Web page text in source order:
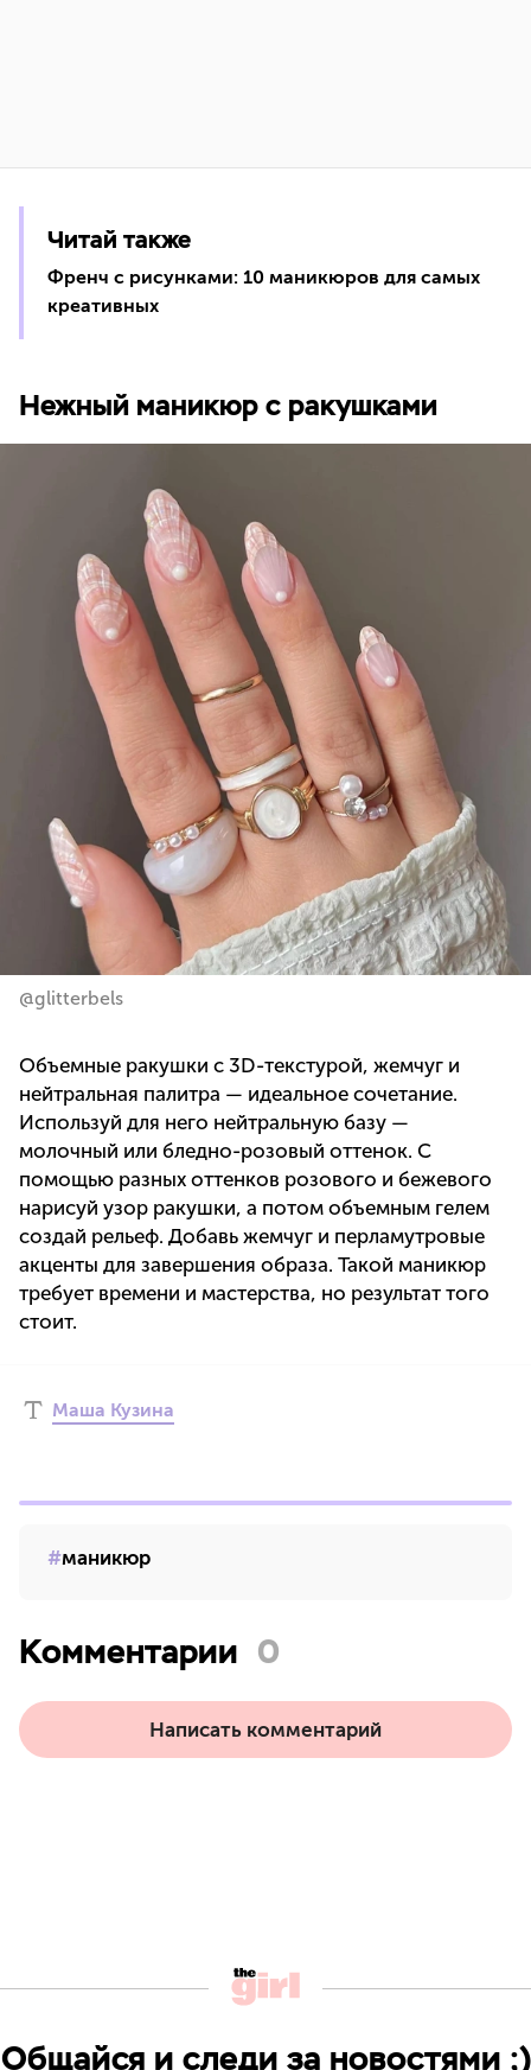
Читай также
Френч с рисунками: 10 маникюров для самых
креативных
Нежный маникюр с ракушками
@glitterbels
Объемные ракушки с 3D-текстурой, жемчуг и
нейтральная палитра — идеальное сочетание.
Используй для него нейтральную базу —
молочный или бледно-розовый оттенок. С
помощью разных оттенков розового и бежевого
нарисуй узор ракушки, а потом объемным гелем
создай рельеф. Добавь жемчуг и перламутровые
акценты для завершения образа. Такой маникюр
требует времени и мастерства, но результат того
стоит.
Маша Кузина
маникюр
Комментарии 0
Написать комментарий
Общайся и следи за новостями ;)